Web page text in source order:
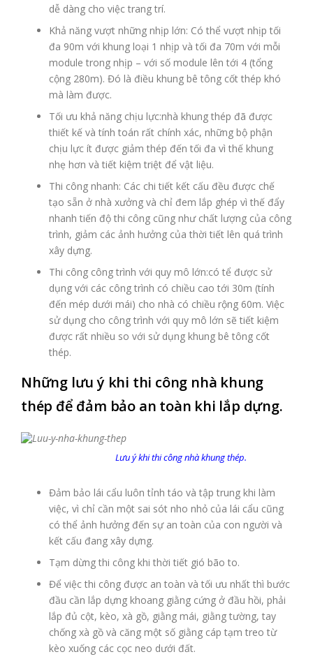
dễ dàng cho việc trang trí.
Khả năng vượt những nhịp lớn: Có thể vượt nhịp tối
đa 90m với khung loại 1 nhịp và tối đa 70m với mỗi
module trong nhịp – với số module lên tới 4 (tổng
cộng 280m). Đó là điều khung bê tông cốt thép khó
mà làm được.
Tối ưu khả năng chịu lực:nhà khung thép đã được
thiết kế và tính toán rất chính xác, những bộ phận
chịu lực ít được giảm thép đến tối đa vì thế khung
nhẹ hơn và tiết kiệm triệt để vật liệu.
Thi công nhanh: Các chi tiết kết cấu đều được chế
tạo sẵn ở nhà xưởng và chỉ đem lắp ghép vì thế đẩy
nhanh tiến độ thi công cũng như chất lượng của công
trình, giảm các ảnh hưởng của thời tiết lên quá trình
xây dựng.
Thi công công trình với quy mô lớn:có tể được sử
dụng với các công trình có chiều cao tới 30m (tính
đến mép dưới mái) cho nhà có chiều rộng 60m. Việc
sử dụng cho công trình với quy mô lớn sẽ tiết kiệm
được rất nhiều so với sử dụng khung bê tông cốt
thép.
Những lưu ý khi thi công nhà khung
thép để đảm bảo an toàn khi lắp dựng.
Lưu ý khi thi công nhà khung thép.
Đảm bảo lái cẩu luôn tỉnh táo và tập trung khi làm
việc, vì chỉ cần một sai sót nho nhỏ của lái cẩu cũng
có thể ảnh hưởng đến sự an toàn của con người và
kết cấu đang xây dựng.
Tạm dừng thi công khi thời tiết gió bão to.
Để việc thi công được an toàn và tối ưu nhất thì bước
đầu cần lắp dựng khoang giằng cứng ở đầu hồi, phải
lắp đủ cột, kèo, xà gồ, giằng mái, giằng tường, tay
chống xà gồ và căng một số giằng cáp tạm treo từ
kèo xuống các cọc neo dưới đất.